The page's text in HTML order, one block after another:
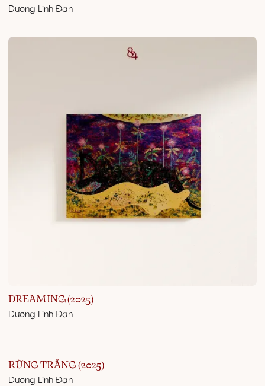
Dương Linh Đan
DREAMING (2025)
Dương Linh Đan
RỪNG TRĂNG (2025)
Dương Linh Đan